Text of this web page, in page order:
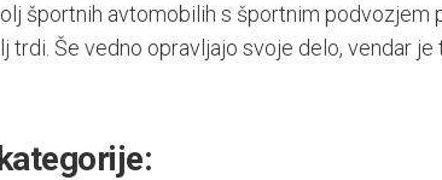
športnih avtomobilih s športnim podvozjem
trdi. Še vedno opravljajo svoje delo, vendar je